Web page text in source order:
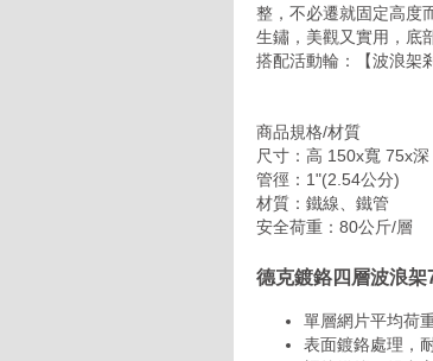
整，不必遷就固定高度
生鏽，美觀又實用，底
搭配活動輪：【波浪架
商品規格/材質
尺寸：高 150x寬 75x
管徑：1"(2.54公分)
材質：鐵線、鐵管
安全荷重：80公斤/層
德克鍍鉻四層波浪
單層網片平均荷
表面鍍鉻處理，